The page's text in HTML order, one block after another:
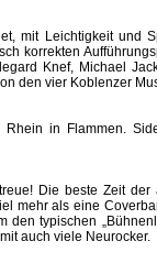
mit Leichtigkeit und
korrekten
Knef, Michael
den vier Koblenzer
in Flammen.
Die beste Zeit
mehr als eine
den typischen
auch viele Neurocker.